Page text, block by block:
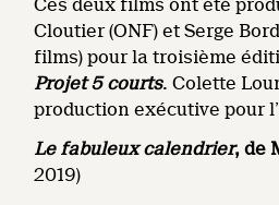
Ces deux films ont été
Cloutier (ONF) et Serge
films) pour la troisième
Projet 5 courts. Colette
production exécutive pour
Le fabuleux calendrier, de
2019)